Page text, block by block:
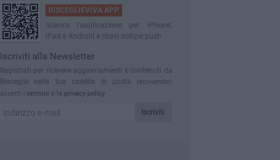
BISCEGLIEVIVA APP
Scarica l'applicazione per iPhone,
iPad e Android e ricevi notizie push
Iscriviti alla Newsletter
Registrati per ricevere aggiornamenti e contenuti da
Bisceglie nella tua casella di posta
Iscrivendoti
accetti i termini e la privacy policy
Iscriviti